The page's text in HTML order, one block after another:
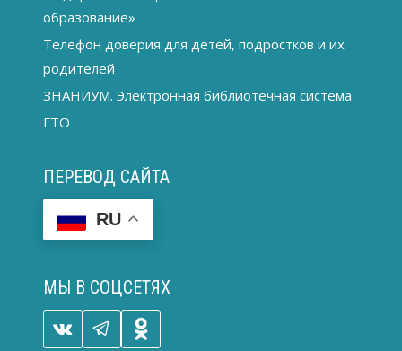
образование»
Телефон доверия для детей, подростков и их
родителей
ЗНАНИУМ. Электронная библиотечная система
ГТО
ПЕРЕВОД САЙТА
RU
МЫ В СОЦСЕТЯХ